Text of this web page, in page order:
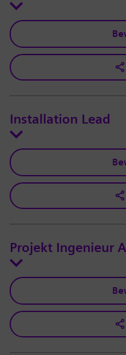
Installation Lead
Projekt Ingenieur